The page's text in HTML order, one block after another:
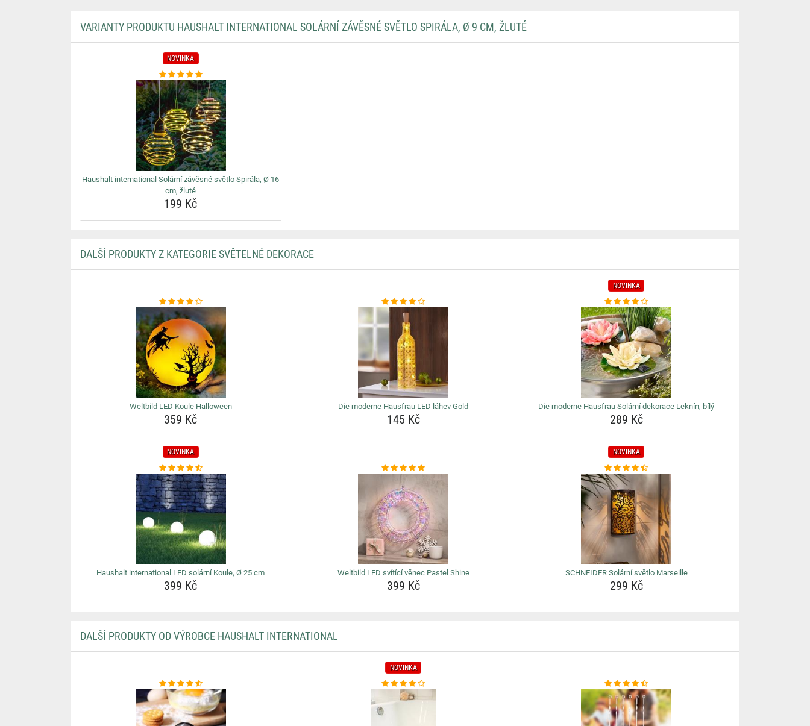
VARIANTY PRODUKTU HAUSHALT INTERNATIONAL SOLÁRNÍ ZÁVĚSNÉ SVĚTLO SPIRÁLA, Ø 9 CM, ŽLUTÉ
NOVINKA
Haushalt international Solární závěsné světlo Spirála, Ø 16
cm, žluté
199 Kč
DALŠÍ PRODUKTY Z KATEGORIE SVĚTELNÉ DEKORACE
Weltbild LED Koule Halloween
359 Kč
Die moderne Hausfrau LED láhev Gold
145 Kč
NOVINKA
Die moderne Hausfrau Solární dekorace Leknín, bílý
289 Kč
NOVINKA
Haushalt international LED solární Koule, Ø 25 cm
399 Kč
Weltbild LED svítící věnec Pastel Shine
399 Kč
NOVINKA
SCHNEIDER Solární světlo Marseille
299 Kč
DALŠÍ PRODUKTY OD VÝROBCE HAUSHALT INTERNATIONAL
NOVINKA